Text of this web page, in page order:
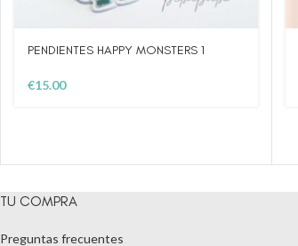
PENDIENTES HAPPY MONSTERS 1
€15.00
TU COMPRA
Preguntas frecuentes